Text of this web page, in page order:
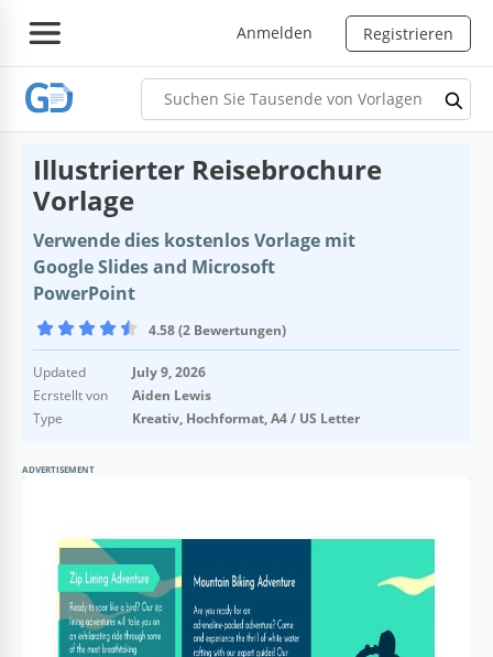
Anmelden Registrieren
Illustrierter Reisebrochure
Vorlage
Verwende dies kostenlos Vorlage mit
Google Slides and Microsoft
PowerPoint
4.58 (2 Bewertungen)
Updated
July 9, 2026
Ecrstellt von
Aiden Lewis
Type
Kreativ, Hochformat, A4 / US Letter
ADVERTISEMENT